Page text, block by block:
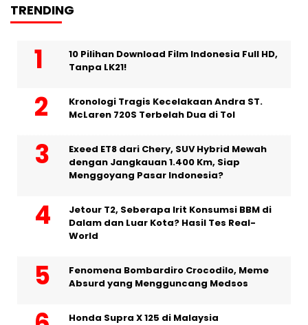
TRENDING
10 Pilihan Download Film Indonesia Full HD,
Tanpa LK21!
Kronologi Tragis Kecelakaan Andra ST.
McLaren 720S Terbelah Dua di Tol
Exeed ET8 dari Chery, SUV Hybrid Mewah
dengan Jangkauan 1.400 Km, Siap
Menggoyang Pasar Indonesia?
Jetour T2, Seberapa Irit Konsumsi BBM di
Dalam dan Luar Kota? Hasil Tes Real-
World
Fenomena Bombardiro Crocodilo, Meme
Absurd yang Mengguncang Medsos
Honda Supra X 125 di Malaysia